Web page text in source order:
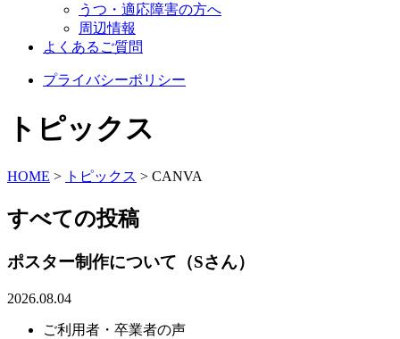
うつ・適応障害の方へ
周辺情報
よくあるご質問
プライバシーポリシー
トピックス
HOME > トピックス > CANVA
すべての投稿
ポスター制作について（Sさん）
2026.08.04
ご利用者・卒業者の声